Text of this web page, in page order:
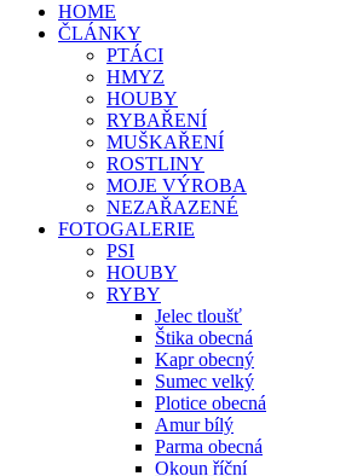
HOME
ČLÁNKY
PTÁCI
HMYZ
HOUBY
RYBAŘENÍ
MUŠKAŘENÍ
ROSTLINY
MOJE VÝROBA
NEZAŘAZENÉ
FOTOGALERIE
PSI
HOUBY
RYBY
Jelec tloušť
Štika obecná
Kapr obecný
Sumec velký
Plotice obecná
Amur bílý
Parma obecná
Okoun říční